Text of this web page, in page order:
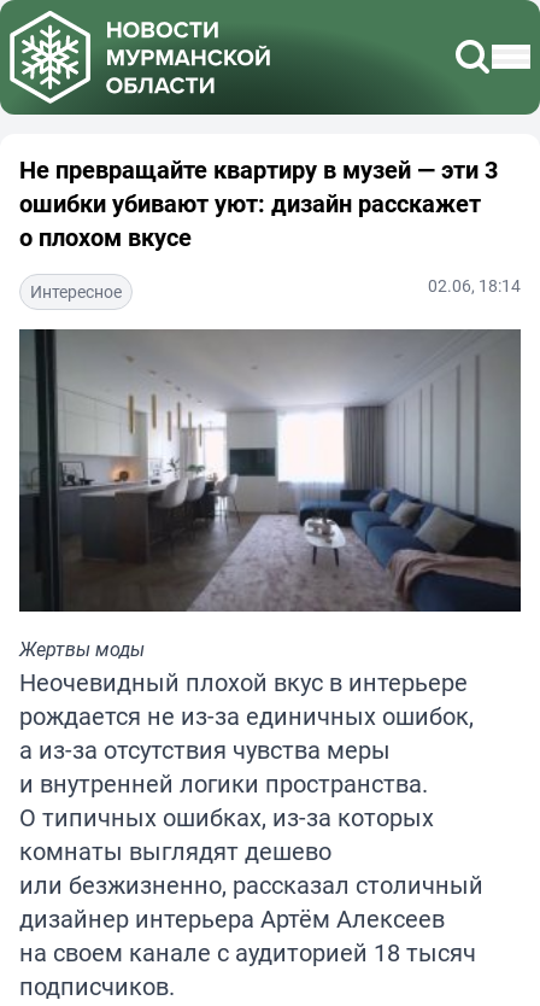
Не превращайте квартиру в музей — эти 3
ошибки убивают уют: дизайн расскажет
о плохом вкусе
Интересное 02.06, 18:14
Жертвы моды
Неочевидный плохой вкус в интерьере
рождается не из-за единичных ошибок,
а из-за отсутствия чувства меры
и внутренней логики пространства.
О типичных ошибках, из-за которых
комнаты выглядят дешево
или безжизненно, рассказал столичный
дизайнер интерьера Артём Алексеев
на своем канале с аудиторией 18 тысяч
подписчиков.